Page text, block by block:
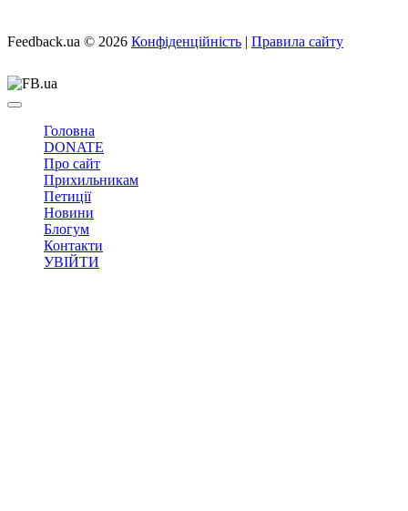
Feedback.ua © 2026 Конфіденційність | Правила сайту
Головна
DONATE
Про сайт
Прихильникам
Петиції
Новини
Блогум
Контакти
УВІЙТИ